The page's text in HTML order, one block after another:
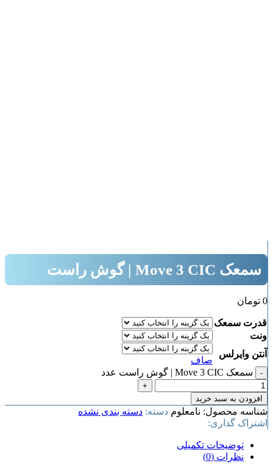
سمعک Move 3 CIC | گوش راست
0 تومان
قدرت سمعک
ونت
آنتن وایرلس
صاف
سمعک Move 3 CIC | گوش راست عدد
افزودن به سبد خرید
شناسه محصول: نامعلوم دسته: دسته بندی نشده
اشتراک گذاری:
توضیحات تکمیلی
نظرات (0)